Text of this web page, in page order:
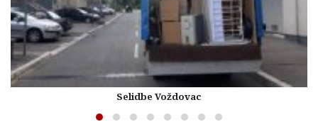
Selidbe Voždovac